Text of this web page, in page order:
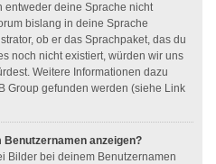
entweder deine Sprache nicht
bislang in deine Sprache
ob er das Sprachpaket, das du
noch nicht existiert, würden wir uns
Weitere Informationen dazu
Group gefunden werden (siehe Link
Benutzernamen anzeigen?
Bilder bei deinem Benutzernamen